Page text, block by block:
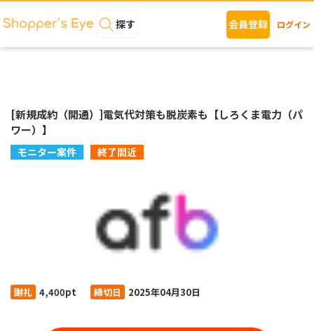
探す 会員登録 ログイン
[新規成約（開通）]電気代対策も脱炭素も【しろくま電力（パ
ワー）】
モニター案件 終了間近
謝礼 4,400pt 締切日 2025年04月30日